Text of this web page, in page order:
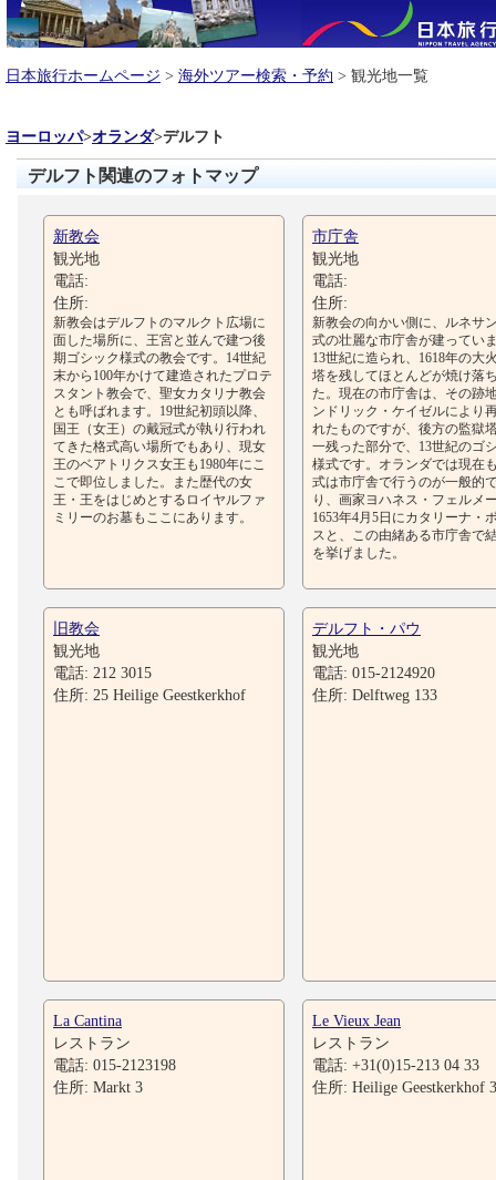
日本旅行ホームページ > 海外ツアー検索・予約 > 観光地一覧
ヨーロッパ>オランダ>デルフト
デルフト関連のフォトマップ
新教会
観光地
電話:
住所:
新教会はデルフトのマルクト広場に
面した場所に、王宮と並んで建つ後
期ゴシック様式の教会です。14世紀
末から100年かけて建造されたプロテ
スタント教会で、聖女カタリナ教会
とも呼ばれます。19世紀初頭以降、
国王（女王）の戴冠式が執り行われ
てきた格式高い場所でもあり、現女
王のベアトリクス女王も1980年にこ
こで即位しました。また歴代の女
王・王をはじめとするロイヤルファ
ミリーのお墓もここにあります。
市庁舎
観光地
電話:
住所:
新教会の向かい側に、ルネサ
式の壮麗な市庁舎が建ってい
13世紀に造られ、1618年の大
塔を残してほとんどが焼け落
た。現在の市庁舎は、その跡
ンドリック・ケイゼルにより
れたものですが、後方の監獄
一残った部分で、13世紀のゴ
様式です。オランダでは現在
式は市庁舎で行うのが一般的
り、画家ヨハネス・フェルメ
1653年4月5日にカタリーナ・
スと、この由緒ある市庁舎で
を挙げました。
旧教会
観光地
電話: 212 3015
住所: 25 Heilige Geestkerkhof
デルフト・パウ
観光地
電話: 015-2124920
住所: Delftweg 133
La Cantina
レストラン
電話: 015-2123198
住所: Markt 3
Le Vieux Jean
レストラン
電話: +31(0)15-213 04 33
住所: Heilige Geestkerkhof 3